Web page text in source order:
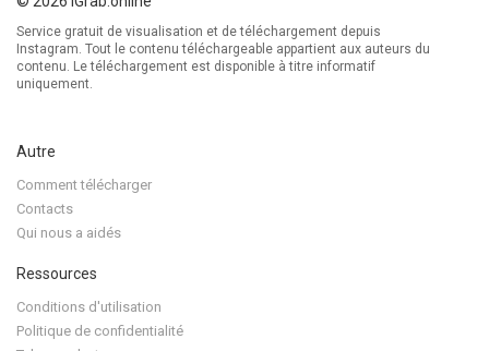
Service gratuit de visualisation et de téléchargement depuis
Instagram. Tout le contenu téléchargeable appartient aux auteurs du
contenu. Le téléchargement est disponible à titre informatif
uniquement.
Autre
Comment télécharger
Contacts
Qui nous a aidés
Ressources
Conditions d'utilisation
Politique de confidentialité